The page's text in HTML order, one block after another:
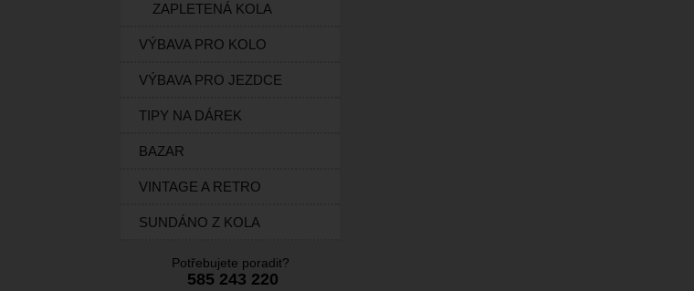
ZAPLETENÁ KOLA
VÝBAVA PRO KOLO
VÝBAVA PRO JEZDCE
TIPY NA DÁREK
BAZAR
VINTAGE A RETRO
SUNDÁNO Z KOLA
Potřebujete poradit?
585 243 220